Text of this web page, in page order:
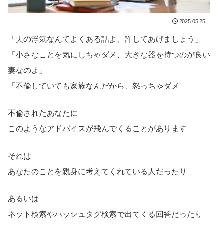
2025.05.25
「夫の浮気なんてよくある話よ、許してあげましょう」
「小さなことを気にしちゃダメ、大きな器を持つのが良い
妻なのよ」
「不倫していても家族なんだから、怒っちゃダメ」
不倫されたあなたに
このようなアドバイスが飛んでくることがあります
それは
あなたのことを親身に考えてくれている人だったり
あるいは
ネット検索やハッシュタグ検索で出てくる回答だったり